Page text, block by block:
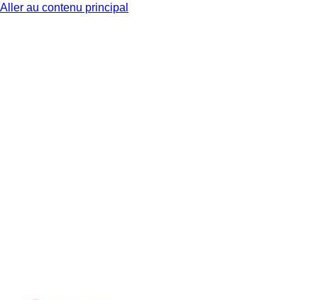
Aller au contenu principal